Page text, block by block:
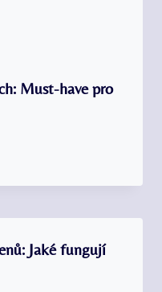
Must-have pro
Jaké fungují